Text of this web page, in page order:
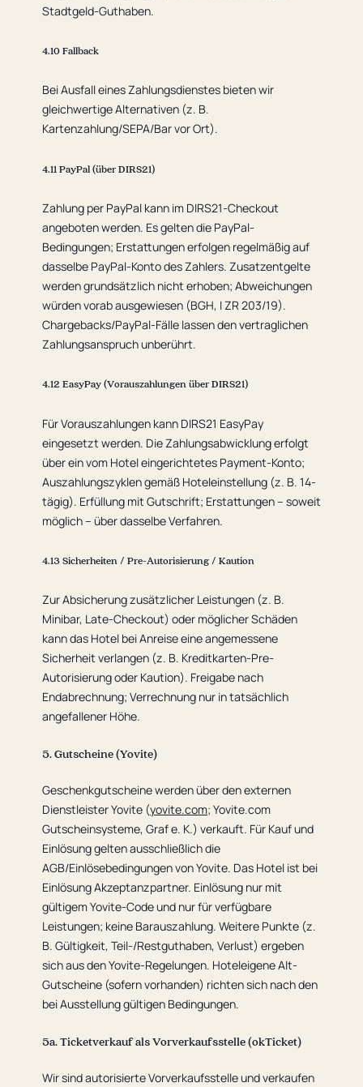
Stadtgeld-Guthaben.
4.10 Fallback
Bei Ausfall eines Zahlungsdienstes bieten wir
gleichwertige Alternativen (z. B.
Kartenzahlung/SEPA/Bar vor Ort).
4.11 PayPal (über DIRS21)
Zahlung per PayPal kann im DIRS21-Checkout
angeboten werden. Es gelten die PayPal-
Bedingungen; Erstattungen erfolgen regelmäßig auf
dasselbe PayPal-Konto des Zahlers. Zusatzentgelte
werden grundsätzlich nicht erhoben; Abweichungen
würden vorab ausgewiesen (BGH, I ZR 203/19).
Chargebacks/PayPal-Fälle lassen den vertraglichen
Zahlungsanspruch unberührt.
4.12 EasyPay (Vorauszahlungen über DIRS21)
Für Vorauszahlungen kann DIRS21 EasyPay
eingesetzt werden. Die Zahlungsabwicklung erfolgt
über ein vom Hotel eingerichtetes Payment-Konto;
Auszahlungszyklen gemäß Hoteleinstellung (z. B. 14-
tägig). Erfüllung mit Gutschrift; Erstattungen – soweit
möglich – über dasselbe Verfahren.
4.13 Sicherheiten / Pre-Autorisierung / Kaution
Zur Absicherung zusätzlicher Leistungen (z. B.
Minibar, Late-Checkout) oder möglicher Schäden
kann das Hotel bei Anreise eine angemessene
Sicherheit verlangen (z. B. Kreditkarten-Pre-
Autorisierung oder Kaution). Freigabe nach
Endabrechnung; Verrechnung nur in tatsächlich
angefallener Höhe.
5. Gutscheine (Yovite)
Geschenkgutscheine werden über den externen
Dienstleister Yovite (yovite.com; Yovite.com
Gutscheinsysteme, Graf e. K.) verkauft. Für Kauf und
Einlösung gelten ausschließlich die
AGB/Einlösebedingungen von Yovite. Das Hotel ist bei
Einlösung Akzeptanzpartner. Einlösung nur mit
gültigem Yovite-Code und nur für verfügbare
Leistungen; keine Barauszahlung. Weitere Punkte (z.
B. Gültigkeit, Teil-/Restguthaben, Verlust) ergeben
sich aus den Yovite-Regelungen. Hoteleigene Alt-
Gutscheine (sofern vorhanden) richten sich nach den
bei Ausstellung gültigen Bedingungen.
5a. Ticketverkauf als Vorverkaufsstelle (okTicket)
Wir sind autorisierte Vorverkaufsstelle und verkaufen